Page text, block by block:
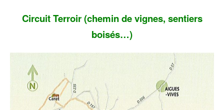
Circuit Terroir (chemin de vignes, sentiers
boisés…)